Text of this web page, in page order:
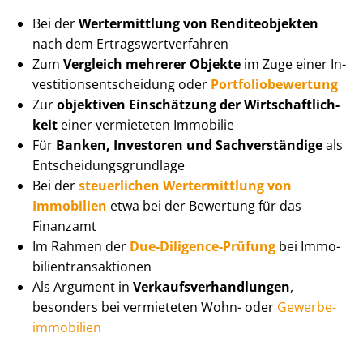
Bei derWertermittlung von Renditeobjekten
nach dem Er­trags­wert­ver­fah­ren
Zum Vergleich mehrerer Objekte im Zuge einer In­
ves­ti­ti­ons­ent­schei­dung oder Port­fo­lio­be­wer­tung
Zurobjektiven Einschätzung der Wirt­schaft­lich­
keit einer vermieteten Immobilie
Für Banken, Investoren und Sachverständigeals
Ent­schei­dungs­grund­la­ge
Bei dersteuerlichen Wertermittlung von
Immobilien etwa bei der Bewertung für das
Finanzamt
Im Rahmen der Due-Diligence-Prüfung bei Im­mo­
bi­li­en­trans­ak­tio­nen
Als Argument in Ver­kaufs­ver­hand­lun­gen,
besonders bei vermieteten Wohn- oder Ge­wer­be­
im­mo­bi­li­en